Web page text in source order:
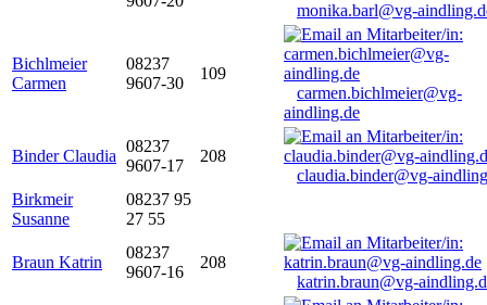
monika.barl@vg-
Bichlmeier
Carmen
08237
9607-30
109
carmen.bichlmeier@vg-
aindling.de
Binder Claudia
08237
9607-17
208
claudia.binder@vg-
Birkmeir
Susanne
08237 95
27 55
Braun Katrin
08237
9607-16
208
katrin.braun@vg-